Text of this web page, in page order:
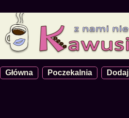
Główna Poczekalnia Dodaj